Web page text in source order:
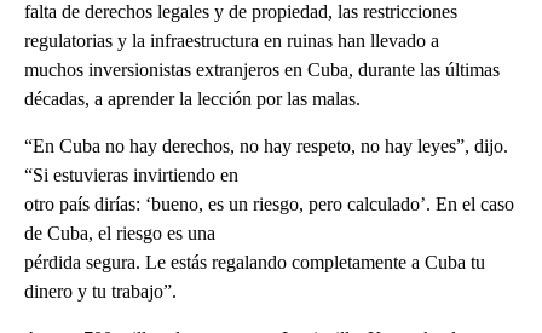
falta de derechos legales y de propiedad, las restricciones
regulatorias y la infraestructura en ruinas han llevado a
muchos inversionistas extranjeros en Cuba, durante las últimas
décadas, a aprender la lección por las malas.
“En Cuba no hay derechos, no hay respeto, no hay leyes”, dijo.
“Si estuvieras invirtiendo en
otro país dirías: ‘bueno, es un riesgo, pero calculado’. En el caso
de Cuba, el riesgo es una
pérdida segura. Le estás regalando completamente a Cuba tu
dinero y tu trabajo”.